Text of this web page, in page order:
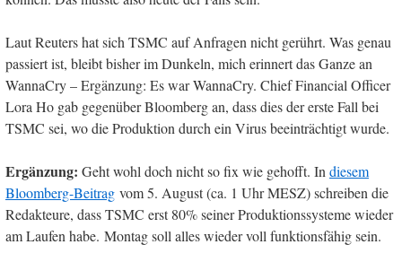
Laut Reuters hat sich TSMC auf Anfragen nicht gerührt. Was genau
passiert ist, bleibt bisher im Dunkeln, mich erinnert das Ganze an
WannaCry – Ergänzung: Es war WannaCry. Chief Financial Officer
Lora Ho gab gegenüber Bloomberg an, dass dies der erste Fall bei
TSMC sei, wo die Produktion durch ein Virus beeinträchtigt wurde.
Ergänzung: Geht wohl doch nicht so fix wie gehofft. Indiesem
Bloomberg-Beitrag vom 5. August (ca. 1 Uhr MESZ) schreiben die
Redakteure, dass TSMC erst 80% seiner Produktionssysteme wieder
am Laufen habe. Montag soll alles wieder voll funktionsfähig sein.